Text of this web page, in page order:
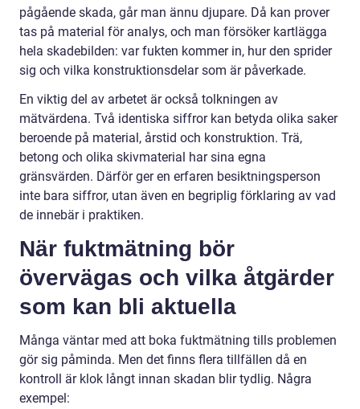
pågående skada, går man ännu djupare. Då kan prover
tas på material för analys, och man försöker kartlägga
hela skadebilden: var fukten kommer in, hur den sprider
sig och vilka konstruktionsdelar som är påverkade.
En viktig del av arbetet är också tolkningen av
mätvärdena. Två identiska siffror kan betyda olika saker
beroende på material, årstid och konstruktion. Trä,
betong och olika skivmaterial har sina egna
gränsvärden. Därför ger en erfaren besiktningsperson
inte bara siffror, utan även en begriplig förklaring av vad
de innebär i praktiken.
När fuktmätning bör
övervägas och vilka åtgärder
som kan bli aktuella
Många väntar med att boka fuktmätning tills problemen
gör sig påminda. Men det finns flera tillfällen då en
kontroll är klok långt innan skadan blir tydlig. Några
exempel: